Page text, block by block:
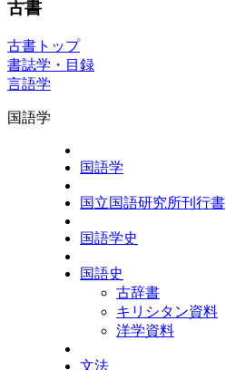
古書
古書トップ
書誌学・目録
言語学
国語学
国語学
国立国語研究所刊行書
国語学史
国語史
古辞書
キリシタン資料
洋学資料
文法